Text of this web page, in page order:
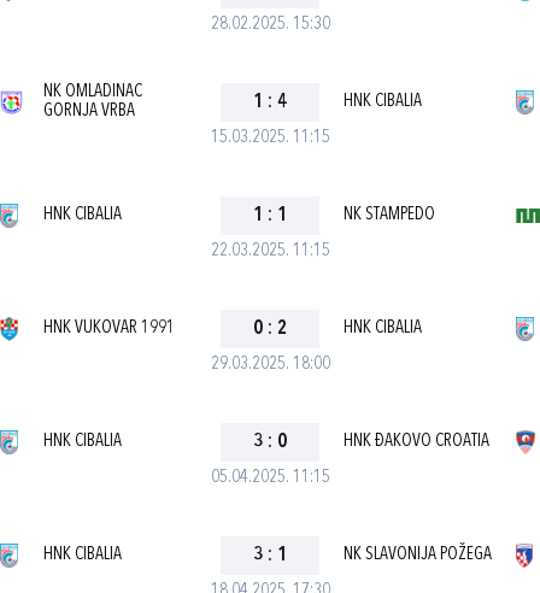
28.02.2025. 15:30
15.03.2025. 11:15
NK OMLADINAC
GORNJA VRBA
1 : 4 HNK CIBALIA
22.03.2025. 11:15
HNK CIBALIA 1 : 1 NK STAMPEDO
29.03.2025. 18:00
HNK VUKOVAR 1991 0 : 2 HNK CIBALIA
05.04.2025. 11:15
HNK CIBALIA 3 : 0 HNK ĐAKOVO CROATIA
HNK CIBALIA 3 : 1 NK SLAVONIJA POŽEGA